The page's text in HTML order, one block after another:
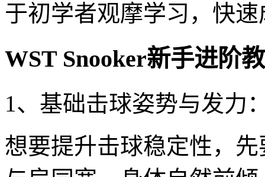
于初学者观摩学习，快速
WST Snooker新手进阶
1、基础击球姿势与发力
想要提升击球稳定性，